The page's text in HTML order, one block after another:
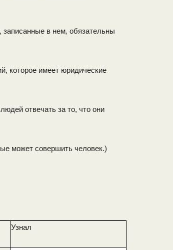
записанные в нем, обязательны
которое имеет юридические
отвечать за то, что они
может совершить человек.)
Узнал